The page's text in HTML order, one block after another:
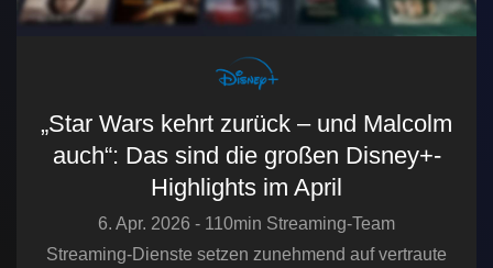
„Star Wars kehrt zurück – und Malcolm
auch“: Das sind die großen Disney+-
Highlights im April
6. Apr. 2026 - 110min Streaming-Team
Streaming-Dienste setzen zunehmend auf vertraute